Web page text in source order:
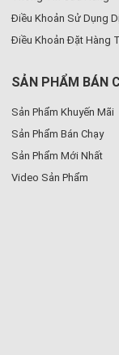
Điều Khoản Sử Dụng
Điều Khoản Đặt Hàng
SẢN PHẨM BÁN
Sản Phẩm Khuyến Mãi
Sản Phẩm Bán Chạy
Sản Phẩm Mới Nhất
Video Sản Phẩm